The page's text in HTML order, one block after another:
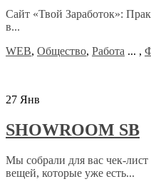
Сайт «Твой Заработок»:
в...
WEB, Общество, Работа ... ,
27 Янв
SHOWROOM SB
Мы собрали для вас чек-
вещей, которые уже есть...